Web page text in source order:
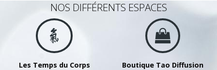
NOS DIFFÉRENTS ESPACES
Les Temps du Corps Boutique Tao Diffusion